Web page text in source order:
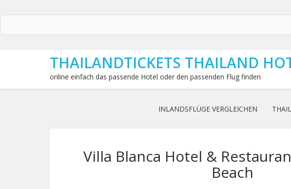
THAILANDTICKETS THAILAND
online einfach das passende Hotel oder den passenden Flug finden
INLANDSFLÜGE VERGLEICHEN
Villa Blanca Hotel &
Beach